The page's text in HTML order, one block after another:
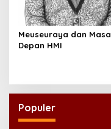
Meuseuraya dan Masa
Depan HMI
Populer